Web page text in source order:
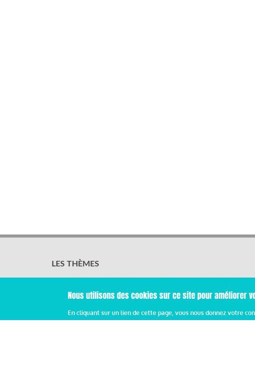
LES THÈMES
Emploi, formation et compétences
Protection sociale
Nous utilisons des cookies sur ce site pour améliorer
En cliquant sur un lien de cette page, vous nous donnez votre